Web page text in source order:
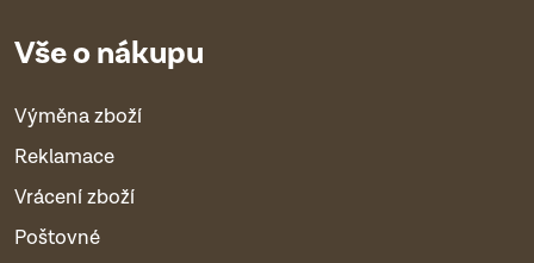
Vše o nákupu
Výměna zboží
Reklamace
Vrácení zboží
Poštovné